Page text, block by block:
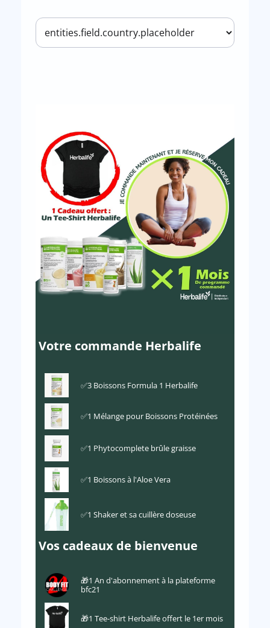
Votre commande Herbalife
✅3 Boissons Formula 1 Herbalife
✅1 Mélange pour Boissons Protéinées
✅1 Phytocomplete brûle graisse
✅1 Boissons à l'Aloe Vera
✅1 Shaker et sa cuillère doseuse
Vos cadeaux de bienvenue
🎁1 An d'abonnement à la plateforme
bfc21
🎁1 Tee-shirt Herbalife offert le 1er mois